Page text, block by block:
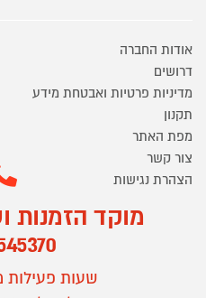
אודות החברה
דרושים
מדיניות פרטיות ואבטחת מידע
תקנון
מפת האתר
צור קשר
הצהרת נגישות
מוקד הזמנות
שעות פעילות